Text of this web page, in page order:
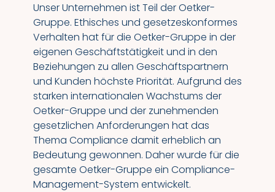
Unser Unternehmen ist Teil der Oetker-
Gruppe. Ethisches und gesetzeskonformes
Verhalten hat für die Oetker-Gruppe in der
eigenen Geschäftstätigkeit und in den
Beziehungen zu allen Geschäftspartnern
und Kunden höchste Priorität. Aufgrund des
starken internationalen Wachstums der
Oetker-Gruppe und der zunehmenden
gesetzlichen Anforderungen hat das
Thema Compliance damit erheblich an
Bedeutung gewonnen. Daher wurde für die
gesamte Oetker-Gruppe ein Compliance-
Management-System entwickelt.